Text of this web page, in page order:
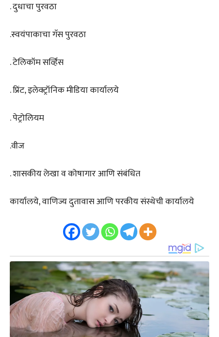
. दुधाचा पुरवठा
.स्वयंपाकाचा गॅस पुरवठा
. टेलिकॉम सर्व्हिस
. प्रिंट, इलेक्ट्रॉनिक मीडिया कार्यालये
. पेट्रोलियम
.वीज
. शासकीय लेखा व कोषागार आणि संबंधित
कार्यालये, वाणिज्य दुतावास आणि परकीय संस्थेची कार्यालये